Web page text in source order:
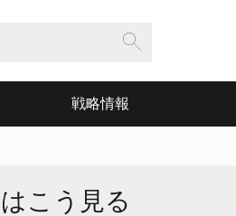
戦略情報
こう見る